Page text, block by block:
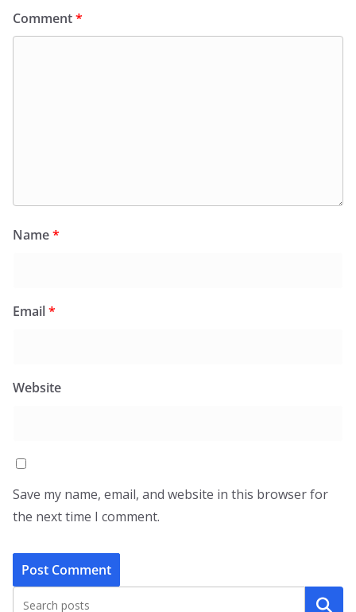
Comment*
Name*
Email*
Website
Save my name, email, and website in this browser for
the next time I comment.
Search